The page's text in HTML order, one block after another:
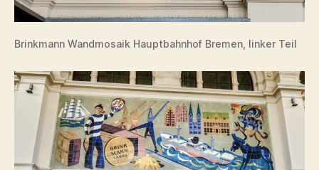
Brinkmann Wandmosaik Hauptbahnhof Bremen, linker Teil